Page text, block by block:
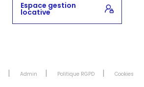
Espace gestion
locative
Admin Politique RGPD Cookies